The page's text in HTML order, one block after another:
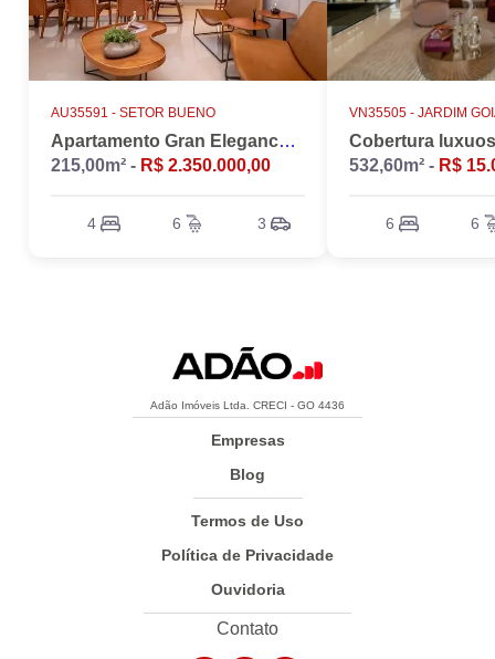
AU35591 - SETOR BUENO
Apartamento Gran Elegance - 4 suites + Home Office
215,00m² - R$ 2.350.000,00
4 6 3
VN35505 - JARDIM
532,60m² - R$
6 6
Adão Imóveis Ltda. CRECI - GO 4436
Empresas
Blog
Termos de Uso
Política de Privacidade
Ouvidoria
Contato